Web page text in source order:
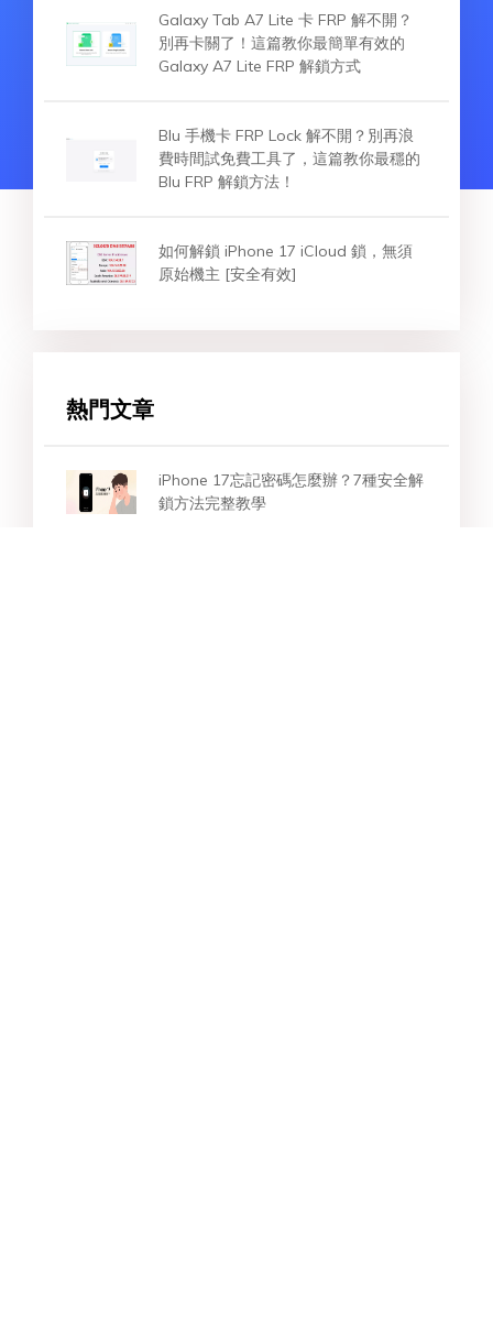
Galaxy Tab A7 Lite 卡 FRP 解不開？
別再卡關了！這篇教你最簡單有效的
Galaxy A7 Lite FRP 解鎖方式
Blu 手機卡 FRP Lock 解不開？別再浪
費時間試免費工具了，這篇教你最穩的
Blu FRP 解鎖方法！
如何解鎖 iPhone 17 iCloud 鎖，無須
原始機主 [安全有效]
熱門文章
iPhone 17忘記密碼怎麼辦？7種安全解
鎖方法完整教學